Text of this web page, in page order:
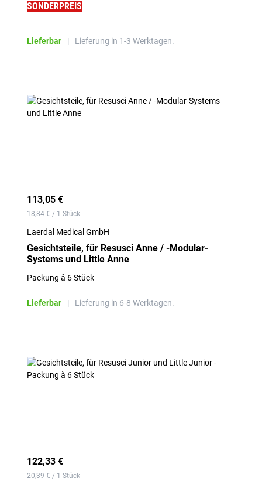
SONDERPREIS
Lieferbar | Lieferung in 1-3 Werktagen.
113,05 €
18,84 € / 1 Stück
Laerdal Medical GmbH
Gesichtsteile, für Resusci Anne / -Modular-
Systems und Little Anne
Packung â 6 Stück
Lieferbar | Lieferung in 6-8 Werktagen.
122,33 €
20,39 € / 1 Stück